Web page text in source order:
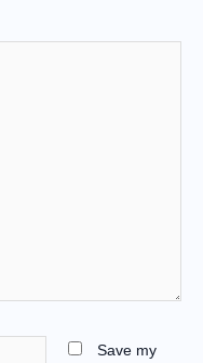
Save my